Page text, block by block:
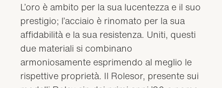
L’oro è ambito per la sua lucentezza e il suo
prestigio; l’acciaio è rinomato per la sua
affidabilità e la sua resistenza. Uniti, questi
due materiali si combinano
armoniosamente esprimendo al meglio le
rispettive proprietà. Il Rolesor, presente sui